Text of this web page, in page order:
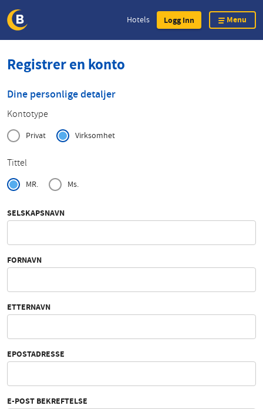
content
Hotels Logg Inn Menu
Registrer en konto
Dine personlige detaljer
Kontotype
Privat Virksomhet
Tittel
MR. Ms.
SELSKAPSNAVN
FORNAVN
ETTERNAVN
EPOSTADRESSE
E-POST BEKREFTELSE